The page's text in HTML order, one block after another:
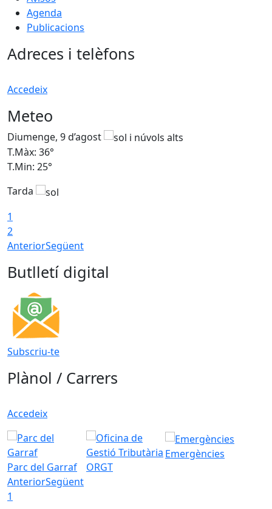
Agenda
Publicacions
Adreces i telèfons
Accedeix
Meteo
Diumenge, 9 d’agost
T.Màx: 36°
T.Min: 25°
Tarda
1
2
AnteriorSegüent
Butlletí digital
Subscriu-te
Plànol / Carrers
Accedeix
Parc del Garraf ORGT
Emergències
AnteriorSegüent
1